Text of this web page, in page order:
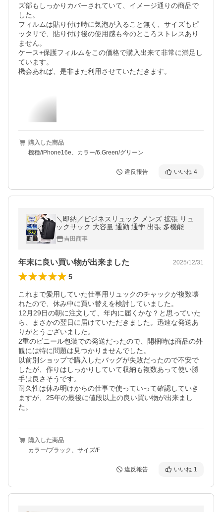
ズ部もしっかりカバーされていて、イメージ通りの商品で
した。
フィルムは貼り付け時に気泡が入ること無く、サイズもピ
ッタリで、貼り付け後の使用感も今のところストレスあり
ません。
ケース+保護フィルムをこの価格で購入出来て非常に満足し
ています。
機会あれば、是非また利用させていただきます。
購入した商品
機種/iPhone16e、カラー/6.Green/グリーン
違反報告 いいね 4
＼即納／ビジネスリュック メンズ 拡張 リュ
ックサック 大容量 通勤 通学 出張 多機能 US
B充電ポート 3WAY 防水 PC パソコン ビジネ
スバッグ 爆買
吉田商事
年末に良い買い物が出来ました 2025/12/31
5
これまで愛用していた仕事用リュックのチャックが複数壊
れたので、休み中に買い替えを検討していました。
12月29日の朝に注文して、年内に届くかな？と思っていた
ら、まさかの翌日に届けていただきました。迅速な発送あ
りがとうございました。
2重のビニール包装での発送だったので、開梱時は商品の外
観には特に問題は見つかりませんでした。
以前別ショップで購入したバッグが失敗だったので不安で
したが、作りはしっかりしていて収納も複数あって使い勝
手は良さそうです。
耐久性は休み明けからの仕事で使っていって確認していき
ますが、25年の最後に値段以上の良い買い物が出来まし
た。
購入した商品
カラー/ブラック、サイズ/F
違反報告 いいね 1